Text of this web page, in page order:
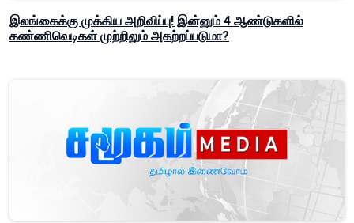
இலங்கைக்கு முக்கிய அறிவிப்பு! இன்னும் 4 ஆண்டுகளில்
கண்ணிவெடிகள் முற்றிலும் அகற்றப்படுமா?